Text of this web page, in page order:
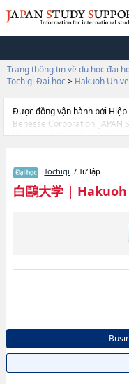
Trang thông tin về du học đại
Tochigi Đại học > Hakuoh
Được đồng vận hành bởi
Benesse Corporation, JAPAN
khoảng 1.300 trường đại
cần thiết dành cho du học
AdministrationhoặcNgành
quan đến thi tuyển như số
Tochigi / Tư lập
白鷗大学|